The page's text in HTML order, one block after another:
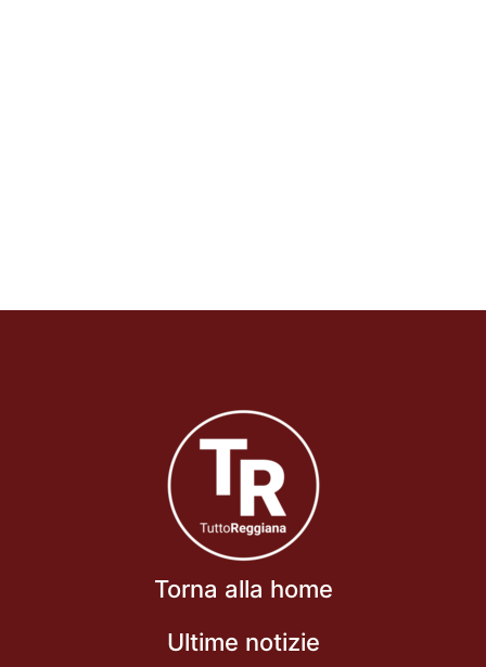
Torna alla home
Ultime notizie